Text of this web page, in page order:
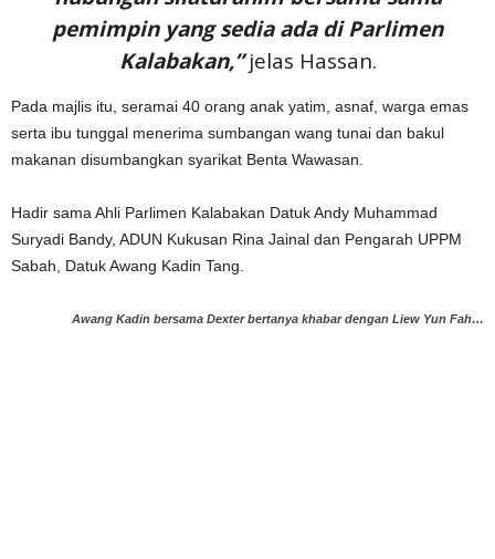
pemimpin yang sedia ada di Parlimen
Kalabakan,”jelas Hassan.
Pada majlis itu, seramai 40 orang anak yatim, asnaf, warga emas
serta ibu tunggal menerima sumbangan wang tunai dan bakul
makanan disumbangkan syarikat Benta Wawasan.
Hadir sama Ahli Parlimen Kalabakan Datuk Andy Muhammad
Suryadi Bandy, ADUN Kukusan Rina Jainal dan Pengarah UPPM
Sabah, Datuk Awang Kadin Tang.
Awang Kadin bersama Dexter bertanya khabar dengan Liew Yun Fah…